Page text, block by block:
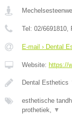
Tel: 02/6691810
E-mail › Dental
Website: https://
Dental Esthetics
esthetische
prothetiek,
▼